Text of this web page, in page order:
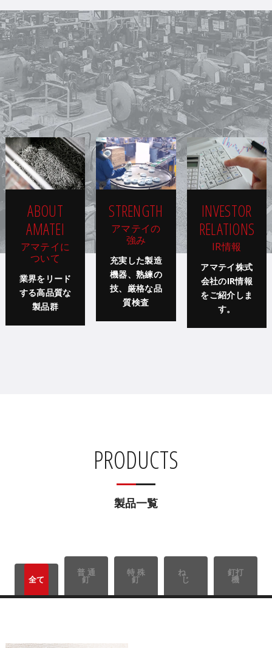
ABOUT
AMATEI
アマテイに
ついて
業界をリード
する高品質な
製品群
STRENGTH
アマテイの
強み
充実した製造
機器、熟練の
技、厳格な品
質検査
INVESTOR
RELATIONS
IR情報
アマテイ株式
会社のIR情報
をご紹介しま
す。
PRODUCTS
製品一覧
全て
普 通
釘
特 殊
釘
ね
じ
釘打
機